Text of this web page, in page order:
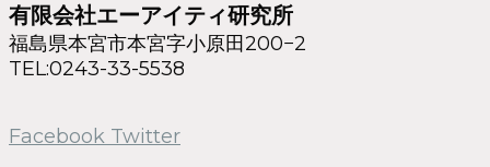
有限会社エーアイティ研究所
福島県本宮市本宮字小原田200−2
TEL:0243-33-5538
Facebook Twitter